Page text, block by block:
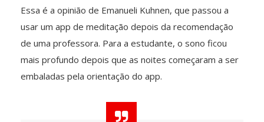
Essa é a opinião de Emanueli Kuhnen, que passou a
usar um app de meditação depois da recomendação
de uma professora. Para a estudante, o sono ficou
mais profundo depois que as noites começaram a ser
embaladas pela orientação do app.